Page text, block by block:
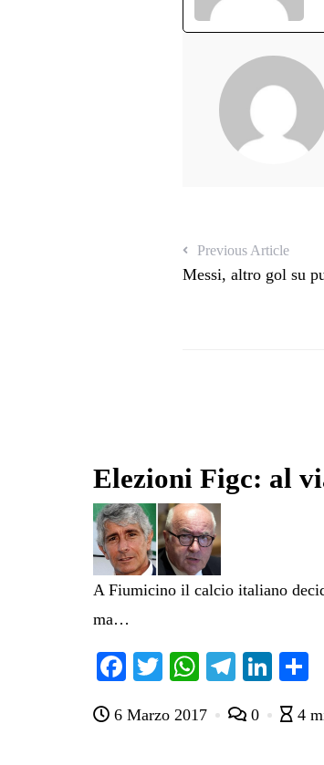
Previous Article
Messi, altro gol su
Elezioni Figc: al
A Fiumicino il calcio italiano
ma…
Fa
bo
T
tte
W
ts
Te
gr
Li
ed
6 Marzo 2017 0 4